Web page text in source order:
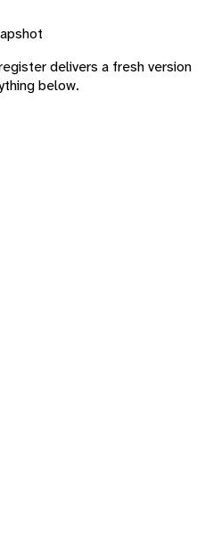
delivers a fresh version
below.